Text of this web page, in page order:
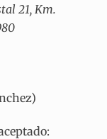
21, Km.